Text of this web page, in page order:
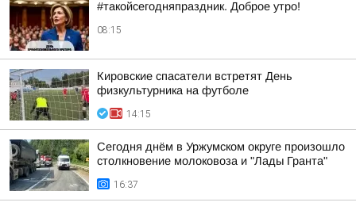
#такойсегодняпраздник. Доброе утро!
08:15
Кировские спасатели встретят День
физкультурника на футболе
14:15
Сегодня днём в Уржумском округе произошло
столкновение молоковоза и "Лады Гранта"
16:37